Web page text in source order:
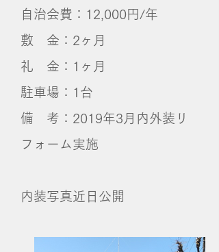
自治会費：12,000円/年
敷 金：2ヶ月
礼 金：1ヶ月
​駐車場：1台
備 考：2019年3月内外装リ
フォーム実施
​内装写真近日公開